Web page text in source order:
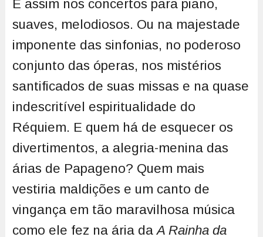
É assim nos concertos para piano,
suaves, melodiosos. Ou na majestade
imponente das sinfonias, no poderoso
conjunto das óperas, nos mistérios
santificados de suas missas e na quase
indescritível espiritualidade do
Réquiem. E quem há de esquecer os
divertimentos, a alegria-menina das
árias de Papageno? Quem mais
vestiria maldições e um canto de
vingança em tão maravilhosa música
como ele fez na ária daA Rainha da